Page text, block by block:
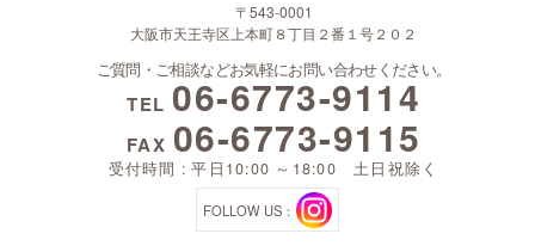
〒543-0001
大阪市天王寺区上本町８丁目２番１号２０２
ご質問・ご相談などお気軽にお問い合わせください。
TEL 06-6773-9114
FAX 06-6773-9115
受付時間 : 平日10:00 ～18:00 土日祝除く
FOLLOW US：